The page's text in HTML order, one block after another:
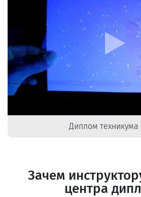
Диплом техникума
Зачем
центра